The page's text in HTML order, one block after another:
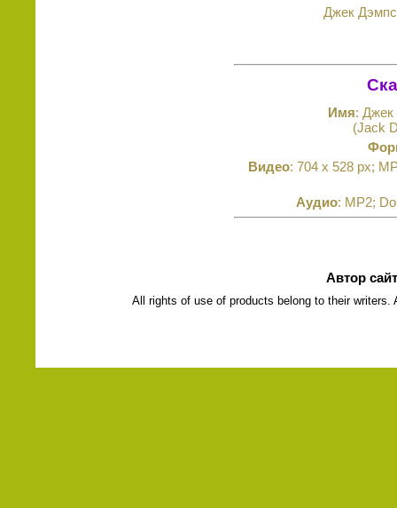
Джек
Имя: Джек
(Jack
Видео: 704 x 528 px;
Аудио: MP2;
Автор
All rights of use of products belong to their